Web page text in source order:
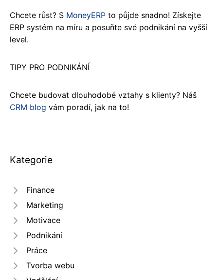
Chcete růst? S MoneyERP to půjde snadno! Získejte
ERP systém na míru a posuňte své podnikání na vyšší
level.
TIPY PRO PODNIKÁNÍ
Chcete budovat dlouhodobé vztahy s klienty? Náš
CRM blog vám poradí, jak na to!
Kategorie
Finance
Marketing
Motivace
Podnikání
Práce
Tvorba webu